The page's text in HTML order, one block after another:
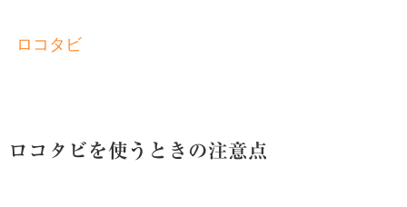
ロコタビ
ロコタビを使うときの注意点